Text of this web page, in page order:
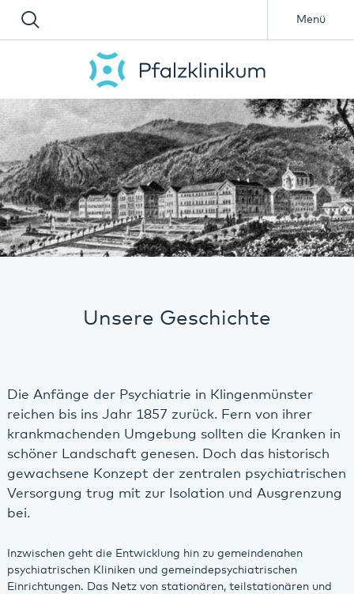
Menü
Unsere Geschichte
Die Anfänge der Psychiatrie in Klingenmünster
reichen bis ins Jahr 1857 zurück. Fern von ihrer
krankmachenden Umgebung sollten die Kranken in
schöner Landschaft genesen. Doch das historisch
gewachsene Konzept der zentralen psychiatrischen
Versorgung trug mit zur Isolation und Ausgrenzung
bei.
Inzwischen geht die Entwicklung hin zu gemeindenahen
psychiatrischen Kliniken und gemeindepsychiatrischen
Einrichtungen. Das Netz von stationären, teilstationären und